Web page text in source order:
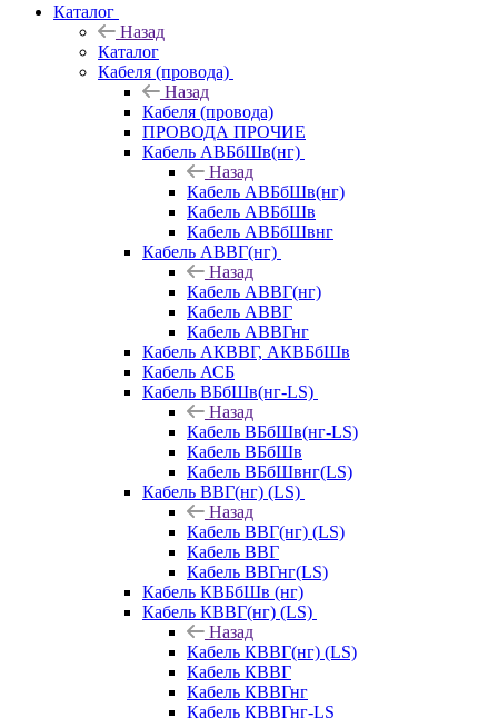
Каталог
Назад
Каталог
Кабеля (провода)
Назад
Кабеля (провода)
ПРОВОДА ПРОЧИЕ
Кабель АВБбШв(нг)
Назад
Кабель АВБбШв(нг)
Кабель АВБбШв
Кабель АВБбШвнг
Кабель АВВГ(нг)
Назад
Кабель АВВГ(нг)
Кабель АВВГ
Кабель АВВГнг
Кабель АКВВГ, АКВБбШв
Кабель АСБ
Кабель ВБбШв(нг-LS)
Назад
Кабель ВБбШв(нг-LS)
Кабель ВБбШв
Кабель ВБбШвнг(LS)
Кабель ВВГ(нг) (LS)
Назад
Кабель ВВГ(нг) (LS)
Кабель ВВГ
Кабель ВВГнг(LS)
Кабель КВБбШв (нг)
Кабель КВВГ(нг) (LS)
Назад
Кабель КВВГ(нг) (LS)
Кабель КВВГ
Кабель КВВГнг
Кабель КВВГнг-LS